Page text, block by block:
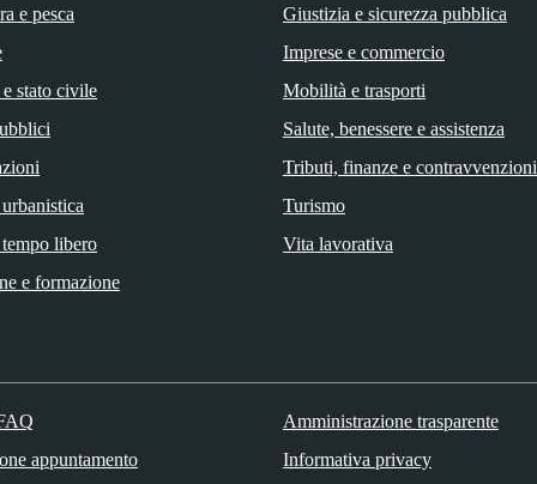
e pesca
stato civile
libero
e formazione
Giustizia e sicurezza pubblica
Imprese e commercio
Mobilità e trasporti
Salute, benessere e assistenza
Tributi, finanze e contravvenzioni
Turismo
Vita lavorativa
appuntamento
Amministrazione trasparente
Informativa privacy